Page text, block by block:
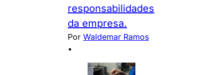
responsabilidades
da empresa.
Por Waldemar Ramos
•